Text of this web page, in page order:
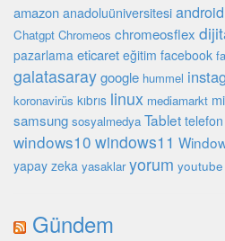
amazon anadoluüniversitesi android
Chatgpt Chromeos chromeosflex
pazarlama eticaret eğitim facebook
galatasaraygoogle hummel
koronavirüs kıbrıs linux mediamarkt
samsung sosyalmedya Tablet telefon
windows10 windows11
yapay zeka yasaklar yorum youtube
Gündem